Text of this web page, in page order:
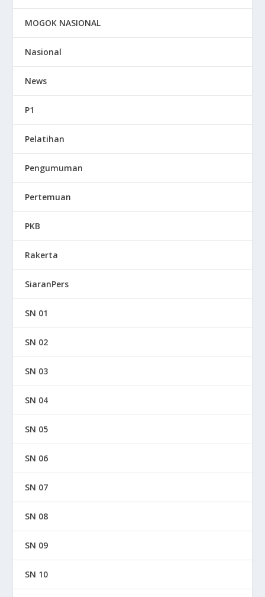
MOGOK NASIONAL
Nasional
News
P1
Pelatihan
Pengumuman
Pertemuan
PKB
Rakerta
SiaranPers
SN 01
SN 02
SN 03
SN 04
SN 05
SN 06
SN 07
SN 08
SN 09
SN 10